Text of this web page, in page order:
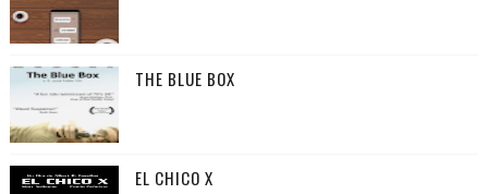
THE BLUE BOX
EL CHICO X